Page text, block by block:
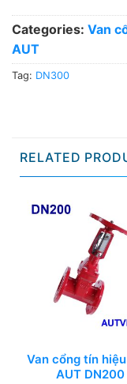
Categories: Van
AUT
Tag: DN300
RELATED
Van cổng tín
AUT DN200